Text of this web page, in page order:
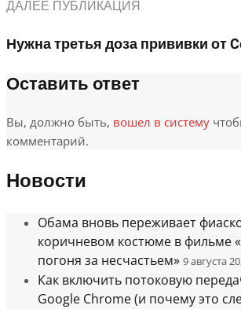
ДАЛЕЕ ПУБЛИКАЦИЯ
Нужна третья доза прививки от
Оставить ответ
Вы, должно быть, вошел в систему
комментарий.
Новости
Обама вновь переживает
коричневом костюме в фильме
погоня за несчастьем» 9 августа
Как включить потоковую
Google Chrome (и почему это